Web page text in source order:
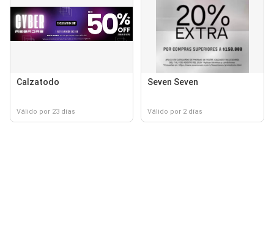
Calzatodo
Válido por 23 días
Seven Seven
Válido por 2 días